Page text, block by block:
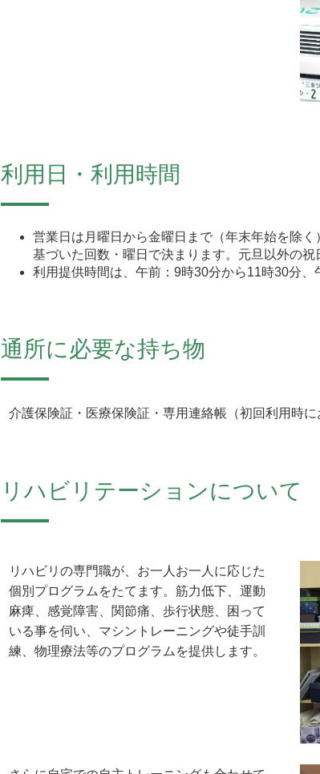
利用日・利用時間
営業日は月曜日から金曜日まで（年末年始を除
基づいた回数・曜日で決まります。元旦以外の祝
利用提供時間は、午前：9時30分から11時30分、
通所に必要な持ち物
介護保険証・医療保険証・専用連絡帳（初回利用時
リハビリテーションについて
リハビリの専門職が、お一人お一人に応じた
個別プログラムをたてます。筋力低下、運動
麻痺、感覚障害、関節痛、歩行状態、困って
いる事を伺い、マシントレーニングや徒手訓
練、物理療法等のプログラムを提供します。